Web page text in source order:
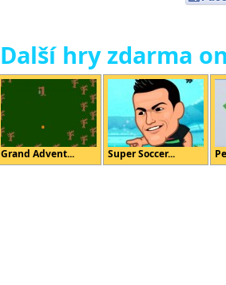
Další hry zdarma
Grand Advent... Super Soccer...